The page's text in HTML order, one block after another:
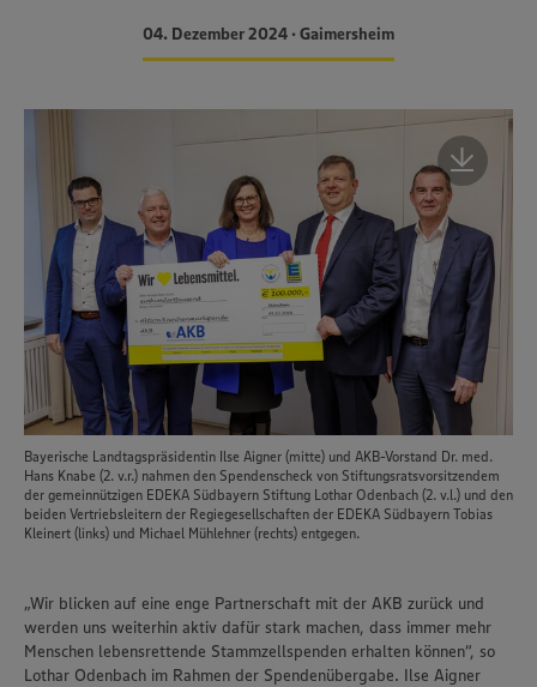
04. Dezember 2024 • Gaimersheim
Bayerische Landtagspräsidentin Ilse Aigner (mitte) und AKB-Vorstand Dr. med.
Hans Knabe (2. v.r.) nahmen den Spendenscheck von Stiftungsratsvorsitzendem
der gemeinnützigen EDEKA Südbayern Stiftung Lothar Odenbach (2. v.l.) und den
beiden Vertriebsleitern der Regiegesellschaften der EDEKA Südbayern Tobias
Kleinert (links) und Michael Mühlehner (rechts) entgegen.
„Wir blicken auf eine enge Partnerschaft mit der AKB zurück und
werden uns weiterhin aktiv dafür stark machen, dass immer mehr
Menschen lebensrettende Stammzellspenden erhalten können“, so
Lothar Odenbach im Rahmen der Spendenübergabe. Ilse Aigner